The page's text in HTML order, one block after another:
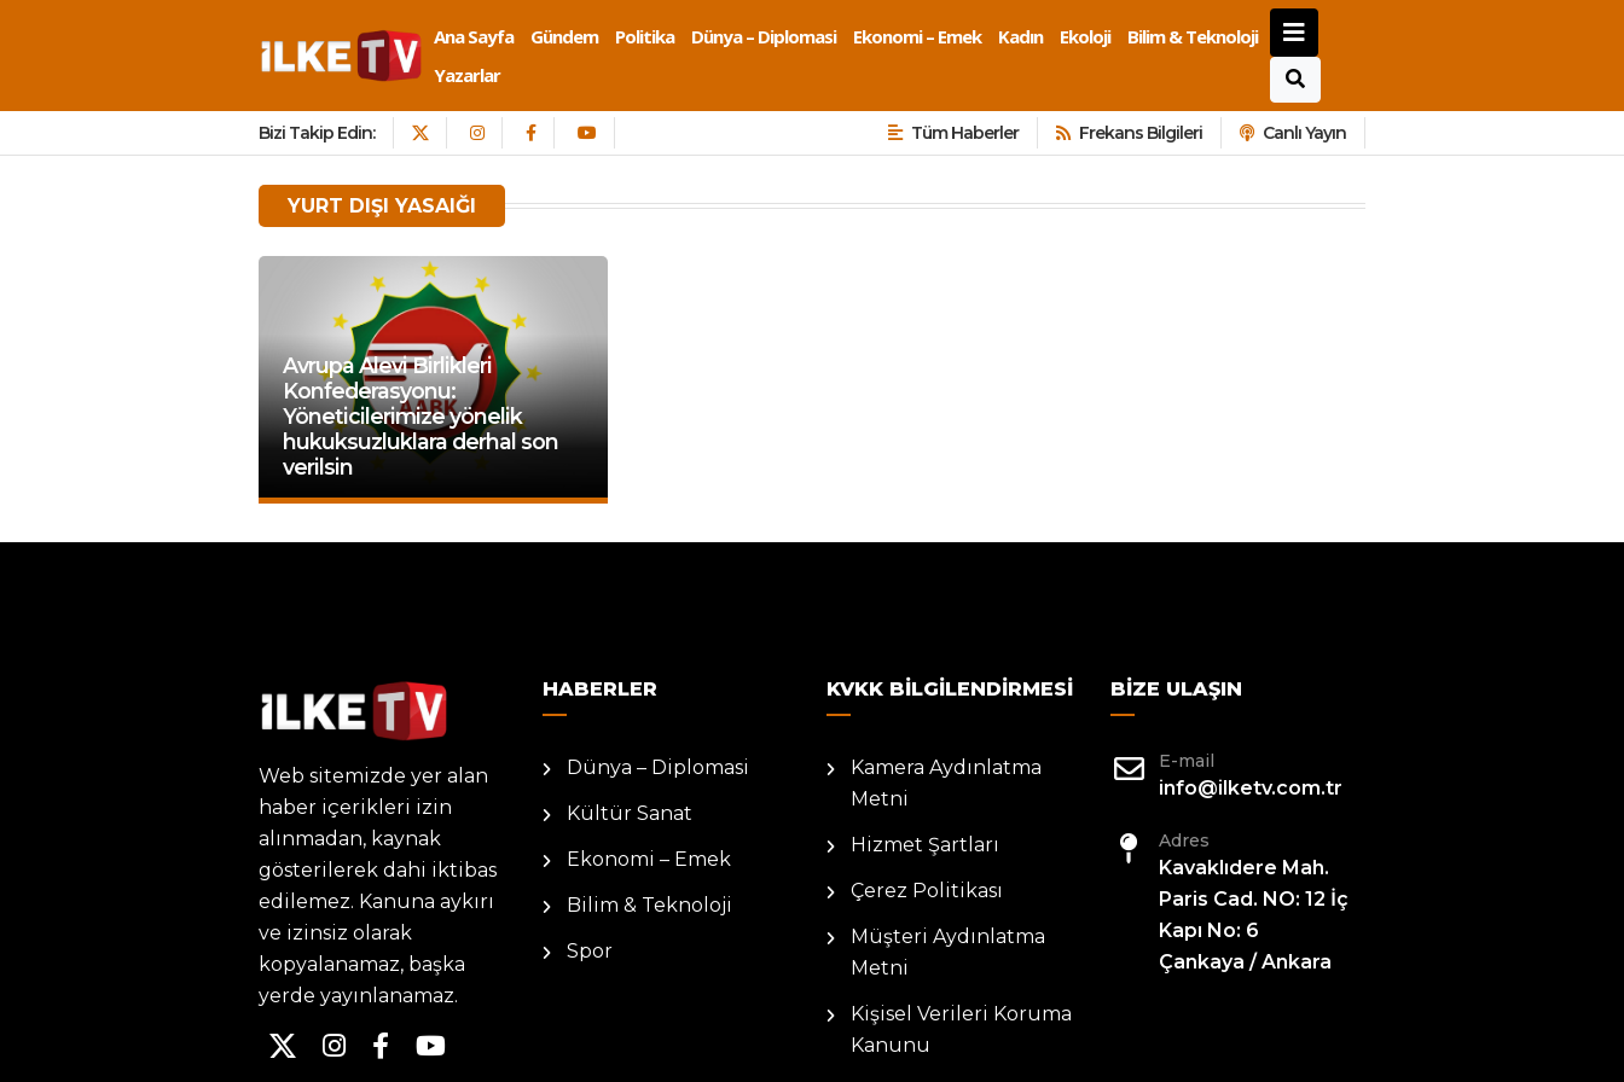
Ana Sayfa Gündem Politika Dünya – Diplomasi Ekonomi – Emek Kadın Ekoloji
Bilim & Teknoloji
Yazarlar
Bizi Takip Edin: Tüm Haberler Frekans Bilgileri Canlı Yayın
YURT DIŞI YASAIĞI
Avrupa Alevi Birlikleri
Konfederasyonu:
Yöneticilerimize yönelik
hukuksuzluklara derhal son
verilsin
Web sitemizde yer alan
haber içerikleri izin
alınmadan, kaynak
gösterilerek dahi iktibas
edilemez. Kanuna aykırı
ve izinsiz olarak
kopyalanamaz, başka
yerde yayınlanamaz.
HABERLER
Dünya – Diplomasi
Kültür Sanat
Ekonomi – Emek
Bilim & Teknoloji
Spor
KVKK BILGILENDIRMESI
Kamera Aydınlatma
Metni
Hizmet Şartları
Çerez Politikası
Müşteri Aydınlatma
Metni
Kişisel Verileri Koruma
Kanunu
BIZE ULAŞIN
E-mail
info@ilketv.com.tr
Adres
Kavaklıdere Mah.
Paris Cad. NO: 12 İç
Kapı No: 6
Çankaya / Ankara